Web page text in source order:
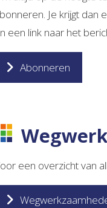
Je krijgt dan
een link naar het
Abonneren
een overzicht van